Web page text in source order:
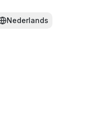
Nederlands